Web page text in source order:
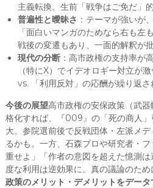
主義転換。生前「戦争はご免だ」
普遍性と曖昧さ ：テーマが強いが
「面白いマンガのためなら右も左
戦後の変遷もあり、一面的解釈が批
現代の分断：高市政権の支持率が
（特にX）でイデオロギー対立が
vs. 「利用反対」の応酬が繰り返さ
今後の展望高市政権の安保政策（武
格化すれば、『009』の「死の商人
大。参院選前後で反戦団体・左派メ
るかも。一方、石森プロや研究者・
重せよ」「作者の意図を超えた憶測
度な利用は逆効果に。真の議論のため
政策のメリット・デメリットをデータ